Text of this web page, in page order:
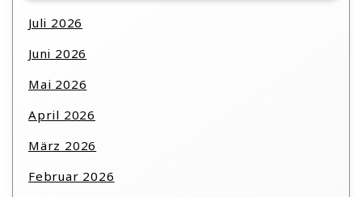
Juli 2026
Juni 2026
Mai 2026
April 2026
März 2026
Februar 2026